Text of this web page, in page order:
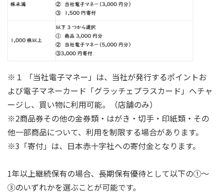
※１ 「当社電子マネー」は、当社が発行するポイントお
よび電子マネーカード「グラッチェプラスカード」へチャ
ージし、買い物に利用可能。（店舗のみ）
※2商品券その他の金券類・はがき・切手・印紙類・その
他一部商品について、利用を制限する場合があります。
※3「寄付」は、日本赤十字社への寄付金となります。
1年以上継続保有の場合、長期保有優待として以下の①～
③のいずれかを選ぶことが可能です。